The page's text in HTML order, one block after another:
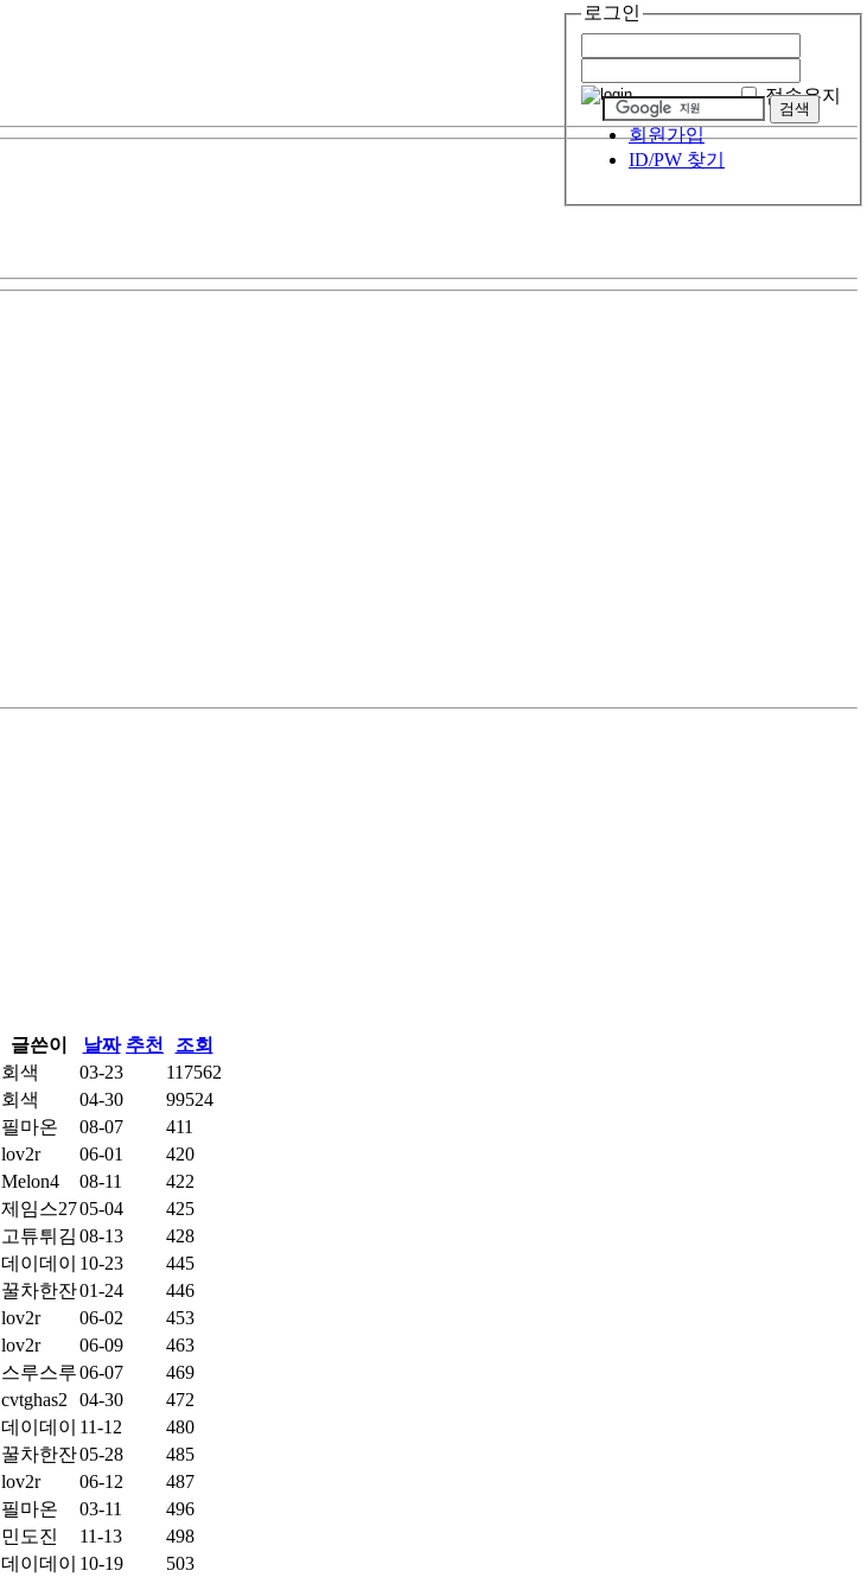
로그인
접속유지
회원가입
ID/PW 찾기
글쓴이 날짜 추천
조회
회색 03-23
117562
회색 04-30
99524
필마온 08-07
411
lov2r 06-01
420
Melon4 08-11
422
제임스2705-04
425
고튜튀김 08-13
428
데이데이 10-23
445
꿀차한잔01-24
446
lov2r 06-02
453
lov2r 06-09
463
스루스루06-07
469
cvtghas2 04-30
472
데이데이 11-12
480
꿀차한잔05-28
485
lov2r 06-12
487
필마온 03-11
496
민도진 11-13
498
데이데이 10-19
503